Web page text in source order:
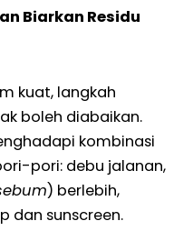
Biarkan Residu
kuat, langkah
boleh diabaikan.
kombinasi
pori: debu jalanan,
) berlebih,
dan sunscreen.